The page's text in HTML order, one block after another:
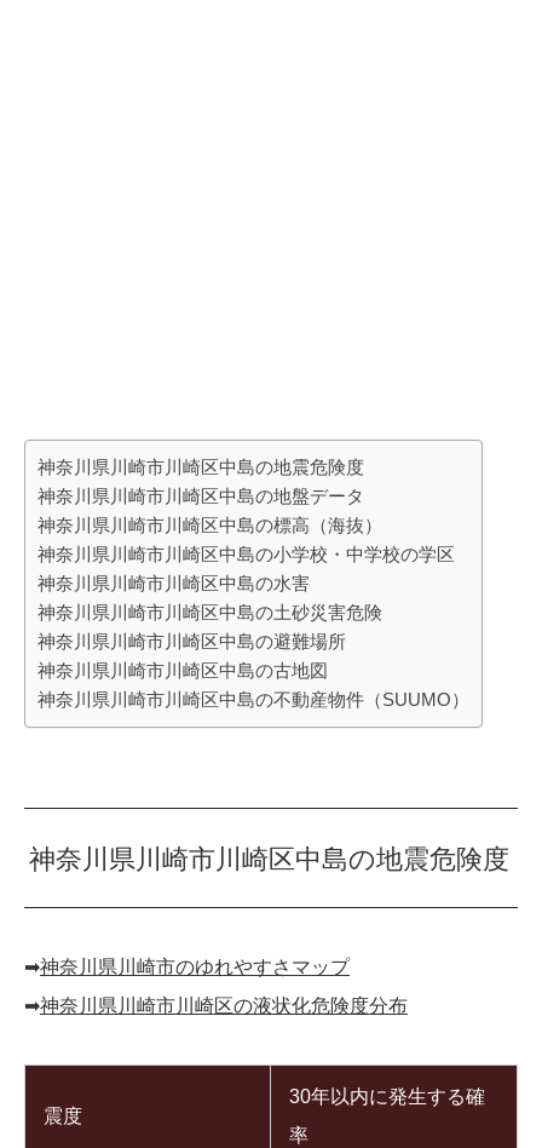
神奈川県川崎市川崎区中島の地震危険度
神奈川県川崎市川崎区中島の地盤データ
神奈川県川崎市川崎区中島の標高（海抜）
神奈川県川崎市川崎区中島の小学校・中学校の学区
神奈川県川崎市川崎区中島の水害
神奈川県川崎市川崎区中島の土砂災害危険
神奈川県川崎市川崎区中島の避難場所
神奈川県川崎市川崎区中島の古地図
神奈川県川崎市川崎区中島の不動産物件（SUUMO）
神奈川県川崎市川崎区中島の地震危険度
➡︎神奈川県川崎市のゆれやすさマップ
➡︎神奈川県川崎市川崎区の液状化危険度分布
震度
30年以内に発生する確
率